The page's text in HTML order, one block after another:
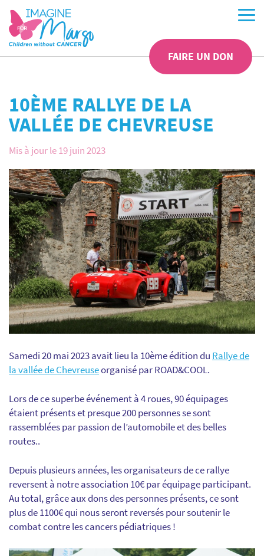
FAIRE UN DON
10ÈME RALLYE DE LA
VALLÉE DE CHEVREUSE
Mis à jour le 19 juin 2023
Samedi 20 mai 2023 avait lieu la 10ème édition du Rallye de
la vallée de Chevreuseorganisé par ROAD&COOL.
Lors de ce superbe événement à 4 roues, 90 équipages
étaient présents et presque 200 personnes se sont
rassemblées par passion de l’automobile et des belles
routes..
Depuis plusieurs années, les organisateurs de ce rallye
reversent à notre association 10€ par équipage participant.
Au total, grâce aux dons des personnes présents, ce sont
plus de 1100€ qui nous seront reversés pour soutenir le
combat contre les cancers pédiatriques !